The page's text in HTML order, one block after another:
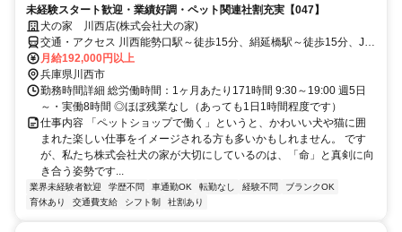
未経験スタート歓迎・業績好調・ペット関連社割充実【047】
犬の家 川西店(株式会社犬の家)
交通・アクセス 川西能勢口駅～徒歩15分、絹延橋駅～徒歩15分、JR
川西池田駅～徒歩20分 ☆車通勤OK/無料P完備
月給192,000円以上
兵庫県川西市
勤務時間詳細 総労働時間：1ヶ月あたり171時間 9:30～19:00 週5日
～・実働8時間 ◎ほぼ残業なし（あっても1日1時間程度です）
仕事内容 「ペットショップで働く」というと、かわいい犬や猫に囲
まれた楽しい仕事をイメージされる方も多いかもしれません。 です
が、私たち株式会社犬の家が大切にしているのは、「命」と真剣に向
き合う姿勢です...
業界未経験者歓迎 学歴不問 車通勤OK 転勤なし 経験不問
ブランクOK
育休あり
交通費支給 シフト制 社割あり